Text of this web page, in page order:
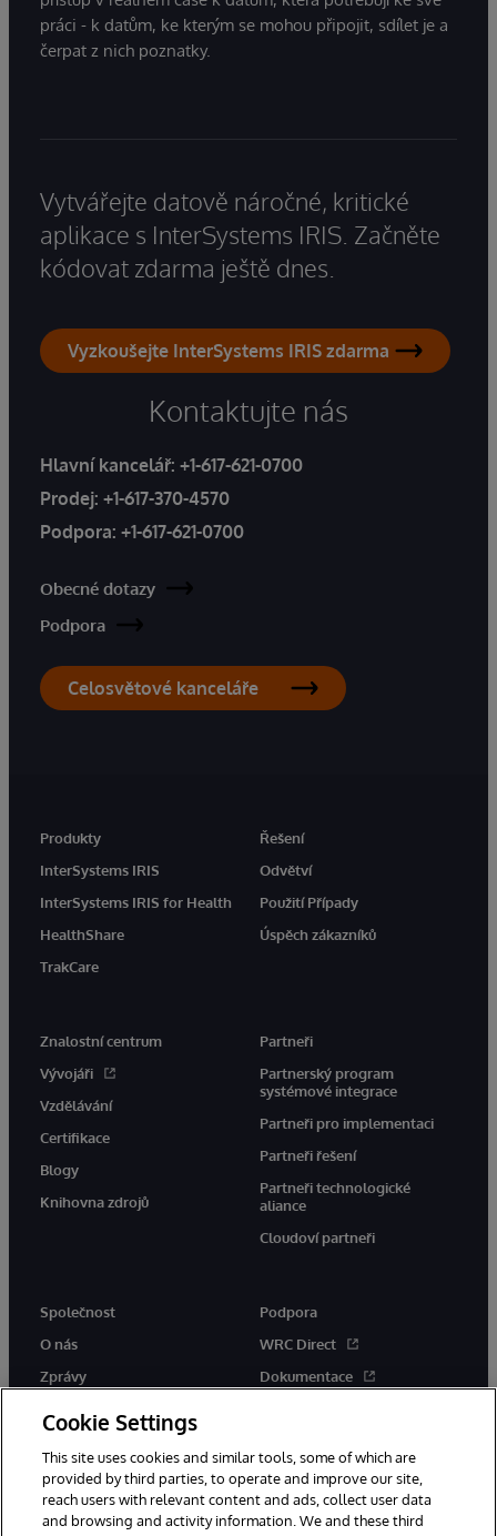
práci - k datům, ke kterým se mohou připojit, sdílet je a
čerpat z nich poznatky.
Vytvářejte datově náročné, kritické
aplikace s InterSystems IRIS. Začněte
kódovat zdarma ještě dnes.
Vyzkoušejte InterSystems IRIS zdarma
Kontaktujte nás
Hlavní kancelář: +1-617-621-0700
Prodej: +1-617-370-4570
Podpora: +1-617-621-0700
Obecné dotazy
Podpora
Celosvětové kanceláře
Produkty
InterSystems IRIS
InterSystems IRIS for Health
HealthShare
TrakCare
Řešení
Odvětví
Použití Případy
Úspěch zákazníků
Znalostní centrum
Vývojáři
Vzdělávání
Certifikace
Blogy
Knihovna zdrojů
Partneři
Partnerský program
systémové integrace
Partneři pro implementaci
Partneři řešení
Partneři technologické
aliance
Cloudoví partneři
Společnost
O nás
Zprávy
Podpora
WRC Direct
Dokumentace
Cookie Settings
This site uses cookies and similar tools, some of which are
provided by third parties, to operate and improve our site,
reach users with relevant content and ads, collect user data
and browsing and activity information. We and these third